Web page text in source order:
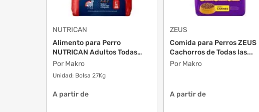
NUTRICAN
Alimento para Perro
NUTRICAN Adultos Todas
las...
Por Makro
Unidad: Bolsa 27Kg
A partir de
ZEUS
Comida para Perros ZEUS
Cachorros de Todas las...
Por Makro
A partir de